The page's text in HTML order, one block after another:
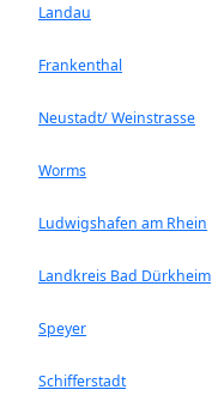
Landau
Frankenthal
Neustadt/ Weinstrasse
Worms
Ludwigshafen am Rhein
Landkreis Bad Dürkheim
Speyer
Schifferstadt